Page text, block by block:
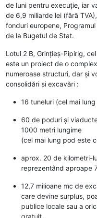
de luni pentru execuție, iar
de 6,9 miliarde lei (fără
fonduri europene,
de la Bugetul de Stat.
Lotul 2 B, Grințieș-Pipirig,
este un proiect de o
numeroase structuri, dar și
consolidări și excavări :
16 tuneluri (cel mai
60 de poduri și
1000 metri lungime
(cel mai lung pod este
aprox. 20 de kilometri-
reprezentând aproape
12,7 milioane mc de
care devine surplus,
publice locale sau a
gratuit.